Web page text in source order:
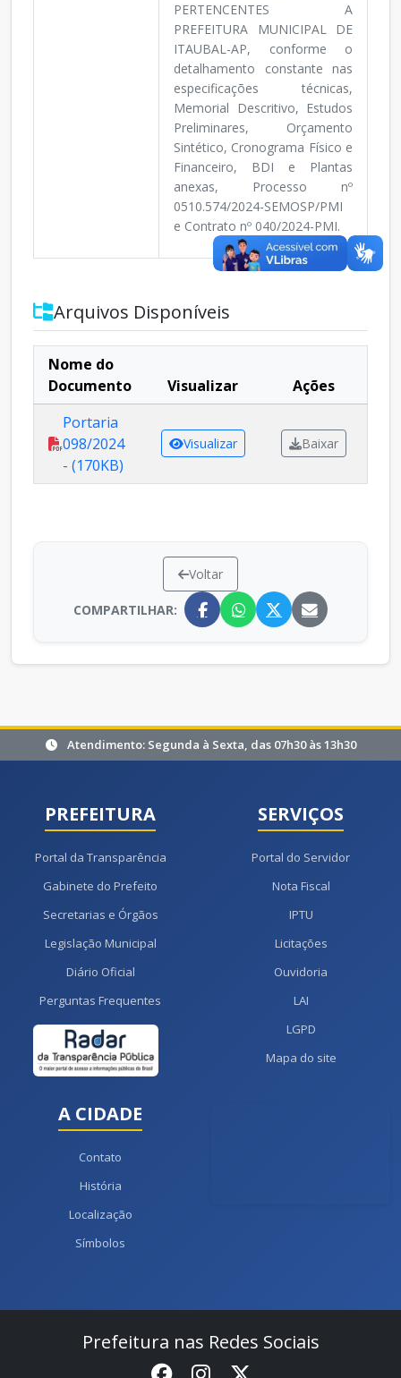
PERTENCENTES A
PREFEITURA MUNICIPAL DE
ITAUBAL-AP, conforme o
detalhamento constante nas
especificações técnicas,
Memorial Descritivo, Estudos
Preliminares, Orçamento
Sintético, Cronograma Físico e
Financeiro, BDI e Plantas
anexas, Processo nº
0510.574/2024-SEMOSP/PMI
e Contrato nº 040/2024-PMI.
Arquivos Disponíveis
Nome do
Documento
Visualizar
Ações
Portaria
098/2024
- (170KB)
Visualizar Baixar
Voltar
COMPARTILHAR:
Atendimento: Segunda à Sexta, das 07h30 às 13h30
PREFEITURA
Portal da Transparência
Gabinete do Prefeito
Secretarias e Órgãos
Legislação Municipal
Diário Oficial
Perguntas Frequentes
SERVIÇOS
Portal do Servidor
Nota Fiscal
IPTU
Licitações
Ouvidoria
LAI
LGPD
Mapa do site
A CIDADE
Contato
História
Localização
Símbolos
Prefeitura nas Redes Sociais